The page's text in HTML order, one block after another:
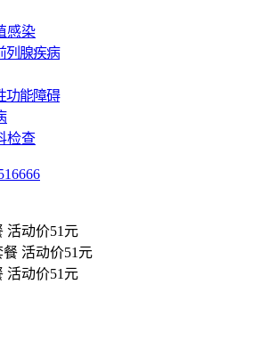
感染
列腺疾病
功能障碍
检查
活动价51元
餐 活动价51元
活动价51元